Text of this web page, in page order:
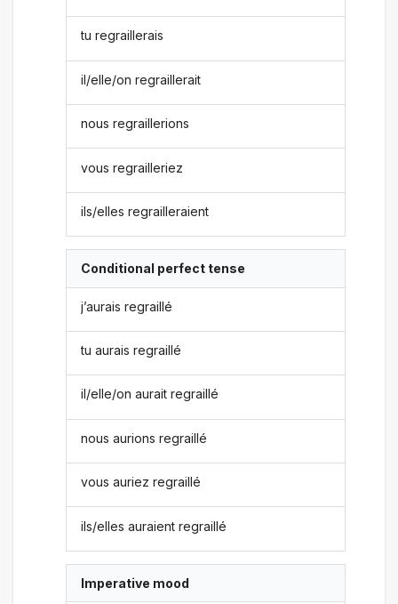
tu regraillerais
il/elle/on regraillerait
nous regraillerions
vous regrailleriez
ils/elles regrailleraient
Conditional perfect tense
j’aurais regraillé
tu aurais regraillé
il/elle/on aurait regraillé
nous aurions regraillé
vous auriez regraillé
ils/elles auraient regraillé
Imperative mood